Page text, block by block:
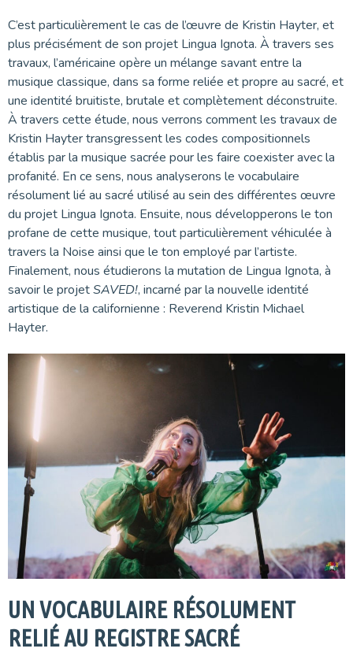
C’est particulièrement le cas de l’œuvre de Kristin Hayter, et
plus précisément de son projet Lingua Ignota. À travers ses
travaux, l’américaine opère un mélange savant entre la
musique classique, dans sa forme reliée et propre au sacré, et
une identité bruitiste, brutale et complètement déconstruite.
À travers cette étude, nous verrons comment les travaux de
Kristin Hayter transgressent les codes compositionnels
établis par la musique sacrée pour les faire coexister avec la
profanité. En ce sens, nous analyserons le vocabulaire
résolument lié au sacré utilisé au sein des différentes œuvre
du projet Lingua Ignota. Ensuite, nous développerons le ton
profane de cette musique, tout particulièrement véhiculée à
travers la Noise ainsi que le ton employé par l’artiste.
Finalement, nous étudierons la mutation de Lingua Ignota, à
savoir le projetSAVED!, incarné par la nouvelle identité
artistique de la californienne : Reverend Kristin Michael
Hayter.
UN VOCABULAIRE RÉSOLUMENT
RELIÉ AU REGISTRE SACRÉ